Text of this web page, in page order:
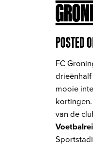
POSTED
FC
mooie
van de